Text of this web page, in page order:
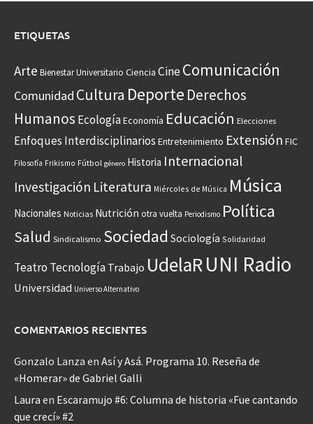
ETIQUETAS
Arte Bienestar Universitario Ciencia CineComunicación
Comunidad Cultura Deporte Derechos
Humanos EcologíaEconomía Educación Elecciones
Enfoques Interdisciplinarios Entretenimiento Extensión FIC
Filosofía Frikismo Fútbol género Historia Internacional
Investigación Literatura Miércoles de Música Música
Nacionales Noticias Nutrición otra vuelta Periodismo Política
Salud Sindicalismo Sociedad Sociología Solidaridad
Teatro Tecnología Trabajo UdelaRUNI Radio
Universidad Universo Alternativo
COMENTARIOS RECIENTES
Gonzalo Lanza en Así y Asá. Programa 10. Reseña de
«Homerar» de Gabriel Galli
Laura en Escaramujo #6: Columna de historia «Fue cantando
que crecí» #2